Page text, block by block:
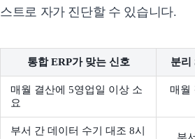
스트로 자가 진단할 수 있습니다.
통합 ERP가 맞는 신호 분리
매월 결산에 5영업일 이상 소
요
매월
부서 간 데이터 수기 대조 8시